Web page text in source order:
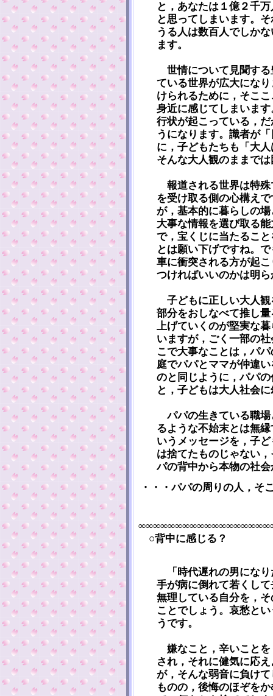
と，あなたは１億２千
と思ってしまいます。
うる人は数百人でしか
ます。
世情について見聞する
ている世界が広大にな
けられるために，そこ
身近に感じてしまいま
行状が起こっている，
うになります。識者が
に，子どもたちも「大
そんな大人観のままで
報道される世界は特殊
を受け取る側の心構え
が，基本的に暮らしの
大事な情報を選び取る
で，宝くじに当たるこ
とは願い下げですね。
車に衝突される方が起
つければいいのかは明
子どもに正しい大人観
部分をおしなべて推し
上げていくのが堅実な
いますが，ごく一部の
こで大事なことは，パ
庭でパパとママが仲違
のと同じように，パパ
と，子どもは大人社会
パパの生きている職場
るような不始末とは無
いうメッセージを，子
は捨てたものじゃない
パの背中から本物の社
・・・パパの周りの人，そ
○背中に感じる？
「時代遅れの男になり
手が病に倒れて若くし
無理している自分を，
ことでしょう。哀愁と
うです。
嫌なこと，辛いことを
され，それに健気に応
が，そんな弱音に負け
ものの，後悔のほぞを